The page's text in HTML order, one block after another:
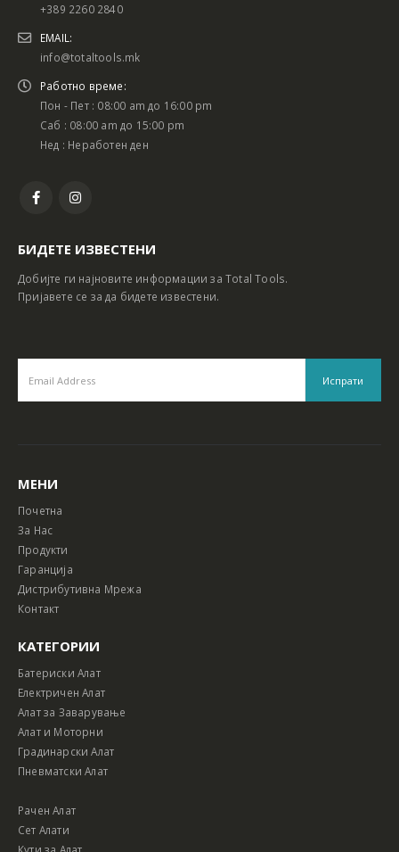
+389 2260 2840
EMAIL:
info@totaltools.mk
Работно време:
Пон - Пет : 08:00 am до 16:00 pm
Саб : 08:00 am до 15:00 pm
Нед : Неработен ден
БИДЕТЕ ИЗВЕСТЕНИ
Добијте ги најновите информации за Total Tools.
Пријавете се за да бидете известени.
МЕНИ
Почетна
За Нас
Продукти
Гаранција
Дистрибутивна Мрежа
Контакт
КАТЕГОРИИ
Батериски Алат
Електричен Алат
Алат за Заварување
Алат и Моторни
Градинарски Алат
Пневматски Алат
Рачен Алат
Сет Алати